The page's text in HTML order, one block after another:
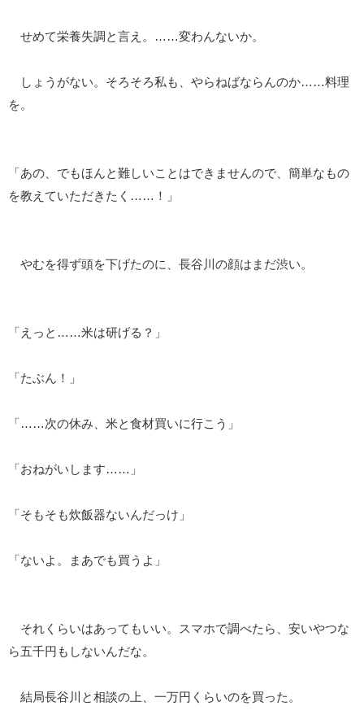
せめて栄養失調と言え。……変わんないか。
しょうがない。そろそろ私も、やらねばならんのか……料理
を。
「あの、でもほんと難しいことはできませんので、簡単なもの
を教えていただきたく……！」
やむを得ず頭を下げたのに、長谷川の顔はまだ渋い。
「えっと……米は研げる？」
「たぶん！」
「……次の休み、米と食材買いに行こう」
「おねがいします……」
「そもそも炊飯器ないんだっけ」
「ないよ。まあでも買うよ」
それくらいはあってもいい。スマホで調べたら、安いやつな
ら五千円もしないんだな。
結局長谷川と相談の上、一万円くらいのを買った。